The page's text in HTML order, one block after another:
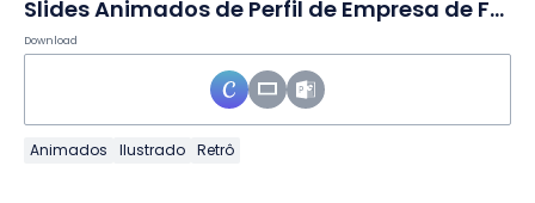
Slides Animados de Perfil de Empresa de Food Truck
Download
Animados Ilustrado Retrô